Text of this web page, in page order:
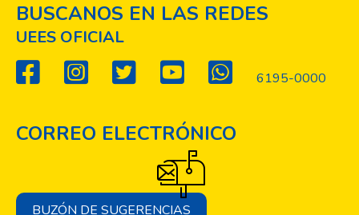
BUSCANOS EN LAS REDES
UEES OFICIAL
6195-0000
CORREO ELECTRÓNICO
BUZÓN DE SUGERENCIAS